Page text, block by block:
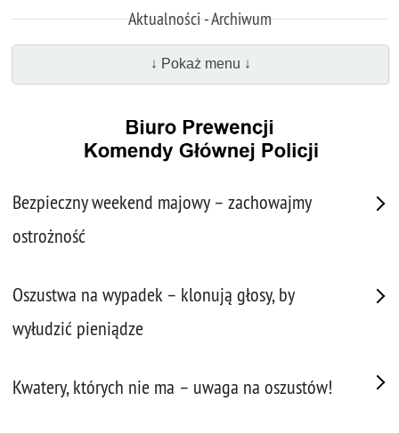
Aktualności - Archiwum
↓ Pokaż menu ↓
Bezpieczny weekend majowy – zachowajmy
ostrożność
Oszustwa na wypadek – klonują głosy, by
wyłudzić pieniądze
Kwatery, których nie ma – uwaga na oszustów!